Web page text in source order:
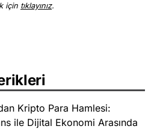
için tıklayınız.
Kripto Para Hamlesi:
ile Dijital Ekonomi Arasında